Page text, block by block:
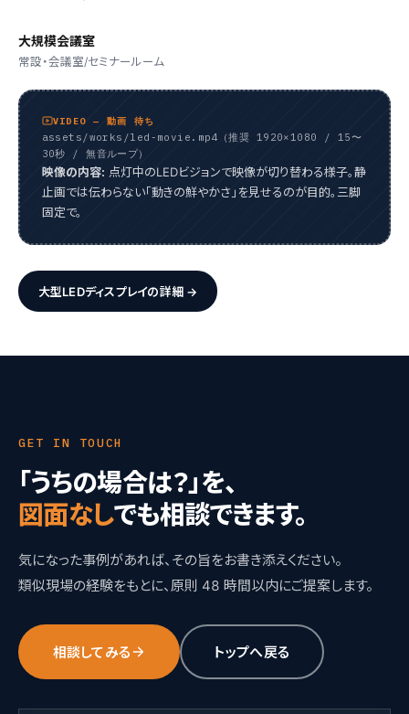
大規模会議室
常設・会議室/セミナールーム
VIDEO — 動画 待ち
assets/works/led-movie.mp4（推奨 1920×1080 / 15〜
30秒 / 無音ループ）
映像の内容: 点灯中のLEDビジョンで映像が切り替わる様子。静
止画では伝わらない「動きの鮮やかさ」を見せるのが目的。三脚
固定で。
大型LEDディスプレイの詳細 →
GET IN TOUCH
「うちの場合は？」を、
図面なしでも相談できます。
気になった事例があれば、その旨をお書き添えください。
類似現場の経験をもとに、原則 48 時間以内にご提案します。
相談してみる トップへ戻る